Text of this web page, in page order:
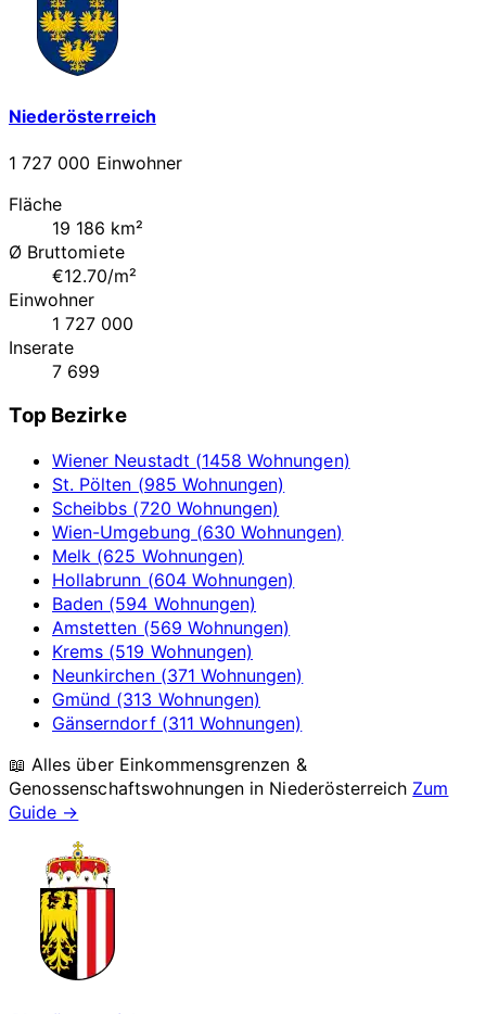
Niederösterreich
1 727 000 Einwohner
Fläche
19 186 km²
Ø Bruttomiete
€12.70/m²
Einwohner
1 727 000
Inserate
7 699
Top Bezirke
Wiener Neustadt (1458 Wohnungen)
St. Pölten (985 Wohnungen)
Scheibbs (720 Wohnungen)
Wien-Umgebung (630 Wohnungen)
Melk (625 Wohnungen)
Hollabrunn (604 Wohnungen)
Baden (594 Wohnungen)
Amstetten (569 Wohnungen)
Krems (519 Wohnungen)
Neunkirchen (371 Wohnungen)
Gmünd (313 Wohnungen)
Gänserndorf (311 Wohnungen)
📖 Alles über Einkommensgrenzen &
Genossenschaftswohnungen in Niederösterreich Zum
Guide →